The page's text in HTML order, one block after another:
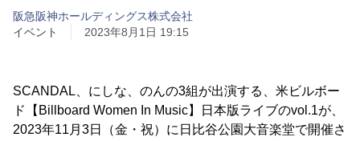
阪急阪神ホールディングス株式会社
イベント
2023年8月1日 19:15
SCANDAL、にしな、のんの3組が出演する、米ビルボー
ド【Billboard Women In Music】日本版ライブのvol.1が、
2023年11月3日（金・祝）に日比谷公園大音楽堂で開催さ